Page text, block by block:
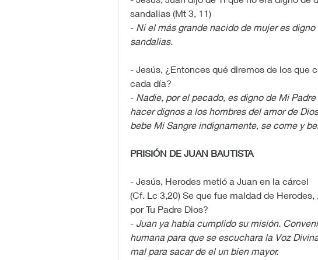
sandalias (Mt 3, 11)
- Ni el más grande nacido de mujer es
sandalias.
- Jesús, ¿Entonces qué diremos de los que
cada día?
- Nadie, por el pecado, es digno de Mi
hacer dignos a los hombres del amor de
bebe Mi Sangre indignamente, se come y
PRISIÓN DE JUAN BAUTISTA
- Jesús, Herodes metió a Juan en la cárcel
(Cf. Lc 3,20) Se que fue maldad de
por Tu Padre Dios?
- Juan ya había cumplido su misión.
humana para que se escuchara la Voz
mal para sacar de el un bien mayor.